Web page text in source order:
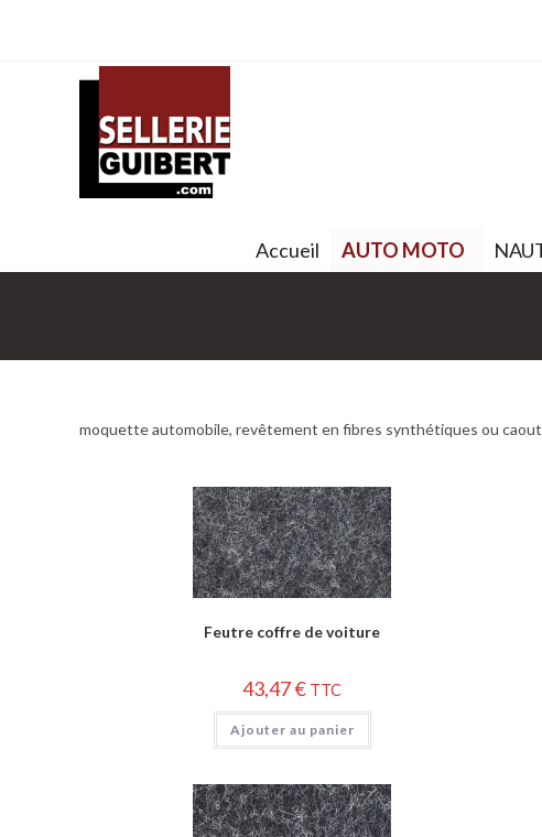
Accueil AUTO MOTO
moquette automobile, revêtement en fibres synthétiques ou
Feutre coffre de voiture
43,47€ TTC
Ajouter au panier